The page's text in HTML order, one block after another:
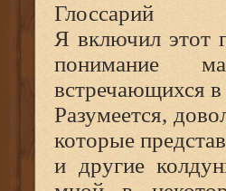
Глоссарий
Я включил этот
понимание
встречающихся в
Разумеется,
которые
и другие